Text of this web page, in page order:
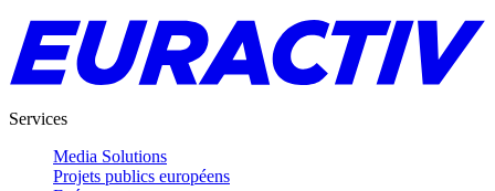
Services
Media Solutions
Projets publics européens